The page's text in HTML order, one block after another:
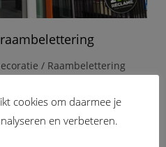
/ Raambelettering
cookies om daarmee je
en verbeteren.